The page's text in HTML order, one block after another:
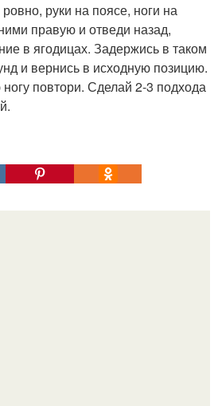
руки на поясе, ноги на
правую и отведи назад,
в ягодицах. Задержись в таком
и вернись в исходную позицию.
повтори. Сделай 2-3 подхода